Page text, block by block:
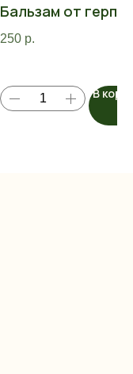
Бальзам от
250 р.
В